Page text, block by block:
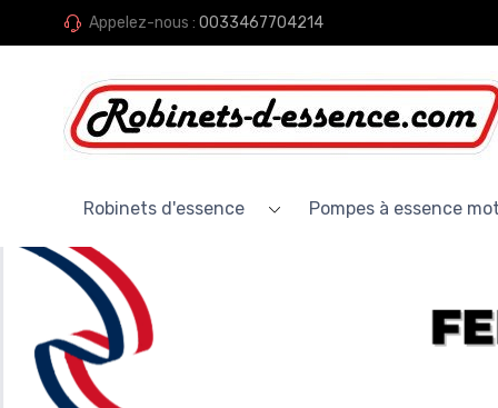
Appelez-nous : 0033467704214
Robinets d'essence Pompes à essence